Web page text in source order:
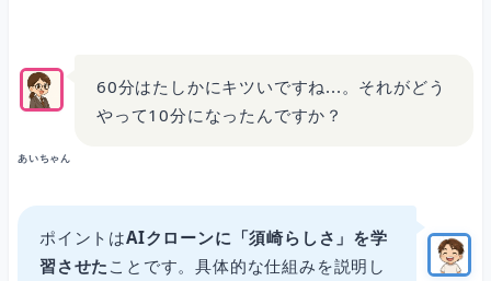
あいちゃん
60分はたしかにキツいですね...。それがどう
やって10分になったんですか？
ポイントはAIクローンに「須崎らしさ」を学
習させた ことです。具体的な仕組みを説明し